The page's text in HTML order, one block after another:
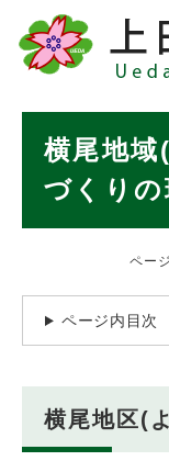
横尾地
づくりの
ペー
ページ内目次
横尾地区(